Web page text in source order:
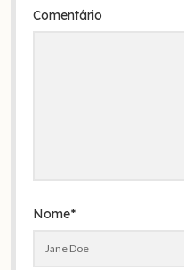
Comentário
Nome*